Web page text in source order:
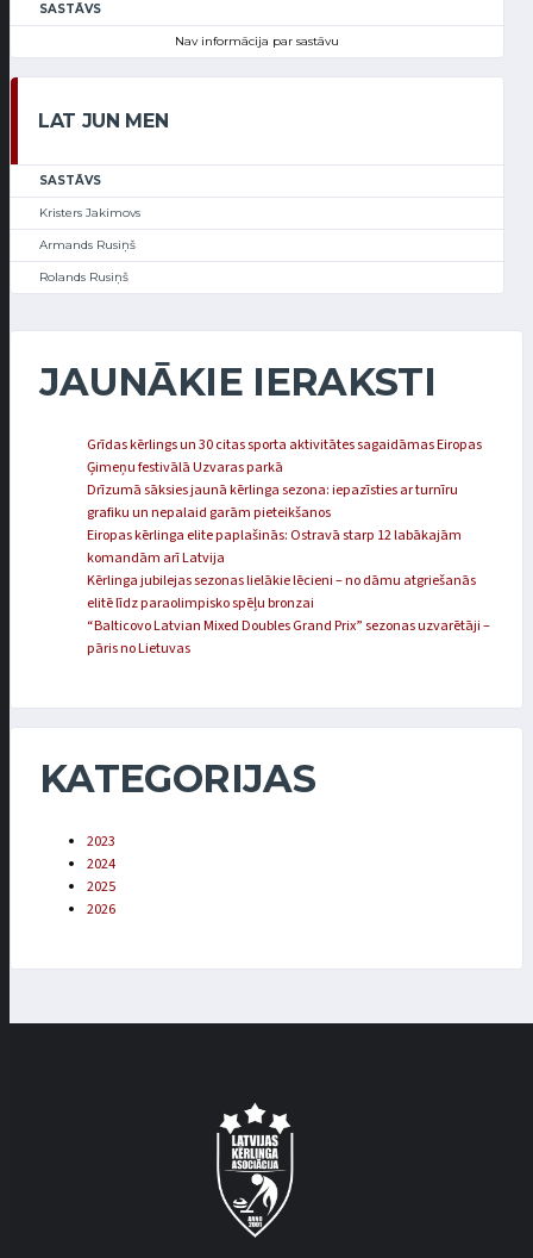
SASTĀVS
Nav informācija par sastāvu
LAT JUN MEN
SASTĀVS
Kristers Jakimovs
Armands Rusiņš
Rolands Rusiņš
JAUNĀKIE IERAKSTI
Grīdas kērlings un 30 citas sporta aktivitātes sagaidāmas Eiropas
Ģimeņu festivālā Uzvaras parkā
Drīzumā sāksies jaunā kērlinga sezona: iepazīsties ar turnīru
grafiku un nepalaid garām pieteikšanos
Eiropas kērlinga elite paplašinās: Ostravā starp 12 labākajām
komandām arī Latvija
Kērlinga jubilejas sezonas lielākie lēcieni – no dāmu atgriešanās
elitē līdz paraolimpisko spēļu bronzai
“Balticovo Latvian Mixed Doubles Grand Prix” sezonas uzvarētāji –
pāris no Lietuvas
KATEGORIJAS
2023
2024
2025
2026